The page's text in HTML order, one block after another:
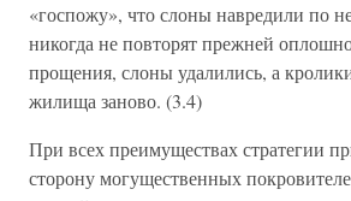
«госпожу», что слоны навредили по
никогда не повторят прежней
прощения, слоны удалились, а
жилища заново. (3.4)
При всех преимуществах стратегии
сторону могущественных